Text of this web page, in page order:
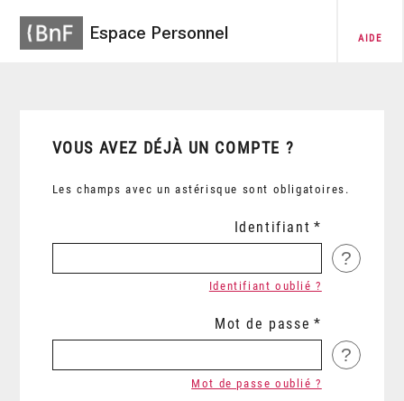
Espace Personnel AIDE
VOUS AVEZ DÉJÀ UN COMPTE ?
Les champs avec un astérisque sont obligatoires.
Identifiant
?
Identifiant oublié ?
Mot de passe
?
Mot de passe oublié ?